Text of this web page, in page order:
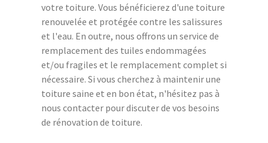
votre toiture. Vous bénéficierez d'une toiture
renouvelée et protégée contre les salissures
et l'eau. En outre, nous offrons un service de
remplacement des tuiles endommagées
et/ou fragiles et le remplacement complet si
nécessaire. Si vous cherchez à maintenir une
toiture saine et en bon état, n'hésitez pas à
nous contacter pour discuter de vos besoins
de rénovation de toiture.